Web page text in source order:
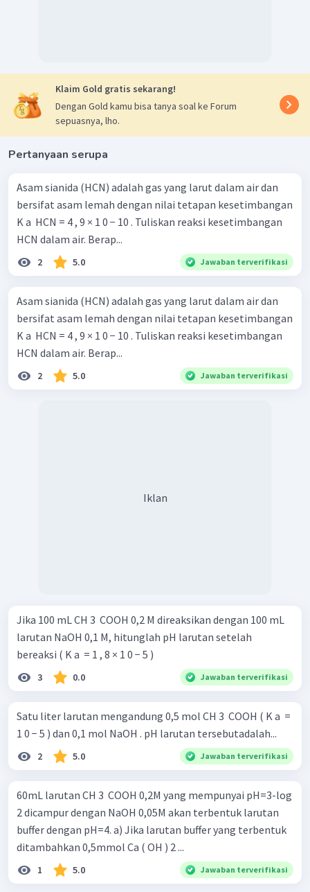
Klaim Gold gratis sekarang!
Dengan Gold kamu bisa tanya soal ke Forum
sepuasnya, lho.
Pertanyaan serupa
Asam sianida (HCN) adalah gas yang larut dalam air dan
bersifat asam lemah dengan nilai tetapan kesetimbangan
K a ​ HCN = 4 , 9 × 1 0 − 10 . Tuliskan reaksi kesetimbangan
HCN dalam air. Berap...
2 5.0 Jawaban terverifikasi
Asam sianida (HCN) adalah gas yang larut dalam air dan
bersifat asam lemah dengan nilai tetapan kesetimbangan
K a ​ HCN = 4 , 9 × 1 0 − 10 . Tuliskan reaksi kesetimbangan
HCN dalam air. Berap...
2 5.0 Jawaban terverifikasi
Iklan
Jika 100 mL CH 3 ​ COOH 0,2 M direaksikan dengan 100 mL
larutan NaOH 0,1 M, hitunglah pH larutan setelah
bereaksi ( K a ​ = 1 , 8 × 1 0 − 5 )
3 0.0 Jawaban terverifikasi
Satu liter larutan mengandung 0,5 mol CH 3 ​ COOH ( K a ​ =
1 0 − 5 ) dan 0,1 mol NaOH . pH larutan tersebutadalah...
2 5.0 Jawaban terverifikasi
60mL larutan CH 3 ​ COOH 0,2M yang mempunyai pH=3-log
2 dicampur dengan NaOH 0,05M akan terbentuk larutan
buffer dengan pH=4. a) Jika larutan buffer yang terbentuk
ditambahkan 0,5mmol Ca ( OH ) 2 ​...
1 5.0 Jawaban terverifikasi